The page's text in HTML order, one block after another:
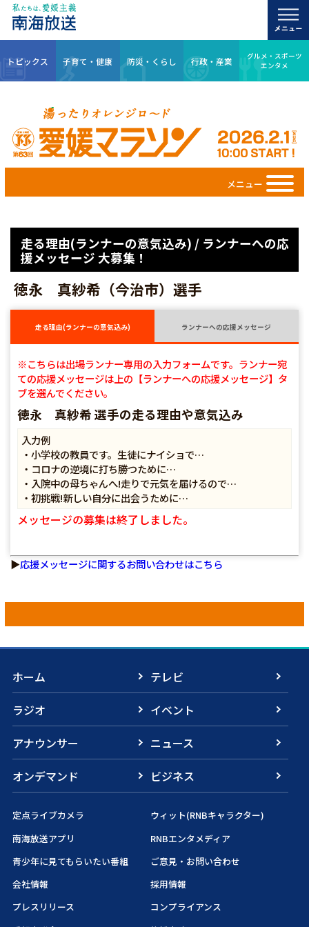
トピックス 子育て・健康 防災・くらし 行政・産業
グルメ・スポーツ
エンタメ
メニュー
走る理由(ランナーの意気込み) / ランナーへの応
援メッセージ 大募集！
徳永 真紗希（今治市）選手
走る理由(ランナーの意気込み) ランナーへの応援メッセージ
※こちらは出場ランナー専用の入力フォームです。ランナー宛
ての応援メッセージは上の【ランナーへの応援メッセージ】タ
ブを選んでください。
徳永 真紗希 選手の走る理由や意気込み
入力例
・小学校の教員です。生徒にナイショで…
・コロナの逆境に打ち勝つために…
・入院中の母ちゃんへ!走りで元気を届けるので…
・初挑戦!新しい自分に出会うために…
メッセージの募集は終了しました。
▶応援メッセージに関するお問い合わせはこちら
ホーム
テレビ
ラジオ
イベント
アナウンサー
ニュース
オンデマンド
ビジネス
定点ライブカメラ
ウィット(RNBキャラクター)
南海放送アプリ
RNBエンタメディア
青少年に見てもらいたい番組
ご意見・お問い合わせ
会社情報
採用情報
プレスリリース
コンプライアンス